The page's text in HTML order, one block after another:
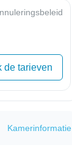
de tarieven
Kamerinformatie